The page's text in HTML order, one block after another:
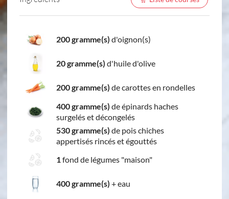
200 gramme(s) d'oignon(s)
20 gramme(s) d'huile d'olive
200 gramme(s) de carottes en rondelles
400 gramme(s) de épinards haches
surgelés et décongelés
530 gramme(s) de pois chiches
appertisés rincés et égouttés
1fond de légumes "maison"
400 gramme(s) +eau